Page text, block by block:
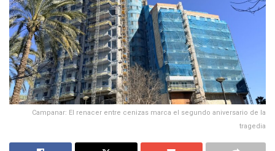
Campanar: El renacer entre cenizas marca el segundo aniversario de la
tragedia